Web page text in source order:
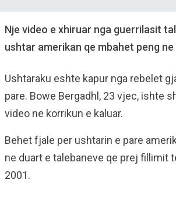
Nje video e xhiruar nga guerrilasit
ushtar amerikan qe mbahet peng
Ushtaraku eshte kapur nga rebelet
pare. Bowe Bergadhl, 23 vjec, ishte
video ne korrikun e kaluar.
Behet fjale per ushtarin e pare
ne duart e talebaneve qe prej fillimit
2001.